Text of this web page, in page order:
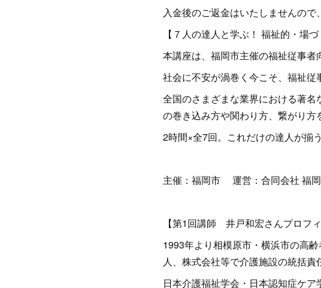
入金後のご返金はいたしませんので
【７人の達人と学ぶ！ 福祉的・場
本講座は、福岡市主催の福祉従事者
社会に不安が渦巻く今こそ、福祉従
全国のさまざまな業界における著
の巻き込み方や関わり方、繋がり方
2時間×全7回。これだけの達人が揃
主催：福岡市 運営：合同会社 福
【第1回講師 井戸和宏さんプロフィ
1993年より相模原市・横浜市の高
人、株式会社等で介護施設の統括責
日本介護福祉学会・日本認知症ケ